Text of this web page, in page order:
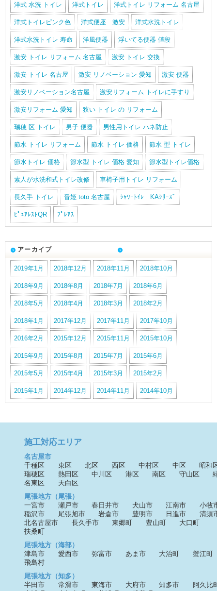
洋式 水洗 トイレ 洋式トイレ 洋式トイレ リフォーム 名古屋
洋式トイレピンク色 洋式便座 激安 洋式水洗トイレ
洋式水洗トイレ 寿命 洋風便器 浮いてる便器 値段
激安 トイレ リフォーム 名古屋 激安 トイレ 交換
激安 トイレ 名古屋 激安 リノベーション 愛知 激安 便器
激安リノベーション名古屋 激安リフォーム トイレに手すり
激安リフォーム 愛知 狭い トイレ の リフォーム
瑞穂 区 トイレ 男子 便器 男性用トイレ ハネ防止
節水 トイレ リフォーム 節水 トイレ 価格 節水 型 トイレ
節水トイレ 価格 節水型 トイレ 価格 愛知 節水型トイレ価格
素人が水洗和式トイレ改修 車椅子用トイレ リフォーム
長久手 トイレ 音姫 toto 名古屋 ｼｬﾜｰﾄｲﾚ KAｼﾘｰｽﾞ
ﾋﾟｭｱﾚｽﾄQR ﾌﾟﾚｱｽ
アーカイブ
2019年1月 2018年12月 2018年11月 2018年10月
2018年9月 2018年8月 2018年7月 2018年6月
2018年5月 2018年4月 2018年3月 2018年2月
2018年1月 2017年12月 2017年11月 2017年10月
2016年2月 2015年12月 2015年11月 2015年10月
2015年9月 2015年8月 2015年7月 2015年6月
2015年5月 2015年4月 2015年3月 2015年2月
2015年1月 2014年12月 2014年11月 2014年10月
施工対応エリア
名古屋市
千種区
東区 北区 西区 中村区 中区
昭和
瑞穂区
熱田区 中川区 港区 南区 守山区
名東区
天白区
尾張地方（尾張）
一宮市
瀬戸市 春日井市 犬山市 江南市
小牧
稲沢市
尾張旭市 岩倉市 豊明市 日進市
清須
北名古屋市
長久手市 東郷町 豊山町
大口町
扶桑町
尾張地方（海部）
津島市
愛西市 弥富市 あま市 大治町
蟹江町
飛島村
尾張地方（知多）
半田市
常滑市 東海市 大府市 知多市
阿久比